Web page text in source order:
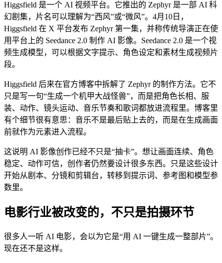
Higgsfield 是一个 AI 视频平台。它推出的 Zephyr 是一部 AI 科
幻剧集，片名可以理解为“西风”或“微风”。4月10日，
Higgsfield 在 X 平台发布 Zephyr 第一集，并称传统导演正在使
用平台上的 Seedance 2.0 制作 AI 影像。Seedance 2.0 是一个视
频生成模型，可以根据文字提示、角色设定和素材生成视频片
段。
Higgsfield 后来在官方博客中拆解了 Zephyr 的制作方法。它不
只是写一句“生成一个机甲大战怪兽”，而是把角色长相、服
装、动作、镜头运动、音乐节奏和歌词都放进流程里。博客里
有个细节很有意思：音乐不是最后贴上去的，而是在生成画面
前就作为元素进入流程。
这说明 AI 影像创作已经不只是“抽卡”。想让画面连续、角色
稳定、动作可信，创作者仍然要设计很多东西。只是这些设计
开始从剧本、分镜和剪辑台，转移到提示词、参考图和模型参
数里。
电影行业被改变的，不只是拍摄环节
很多人一听 AI 电影，会以为它是“用 AI 一键生成一整部片”。
现在还不是这样。